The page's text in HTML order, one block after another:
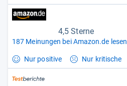
4,5 Sterne
187 Meinungen bei Amazon.de lesen
Nur positive Nur kritische